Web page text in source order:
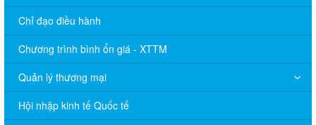
Chỉ đạo điều hành
Chương trình bình ổn giá - XTTM
Quản lý thương mại
Hội nhập kinh tế Quốc tế